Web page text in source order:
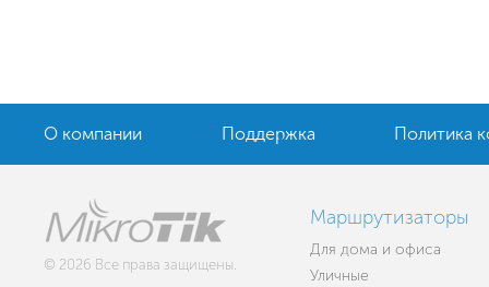
О компании Поддержка Политика
© 2026 Все права защищены.
Маршрутизаторы
Для дома и офиса
Уличные